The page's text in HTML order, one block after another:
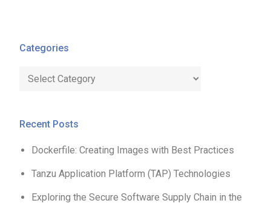
Categories
Categories
Recent Posts
Dockerfile: Creating Images with Best Practices
Tanzu Application Platform (TAP) Technologies
Exploring the Secure Software Supply Chain in the